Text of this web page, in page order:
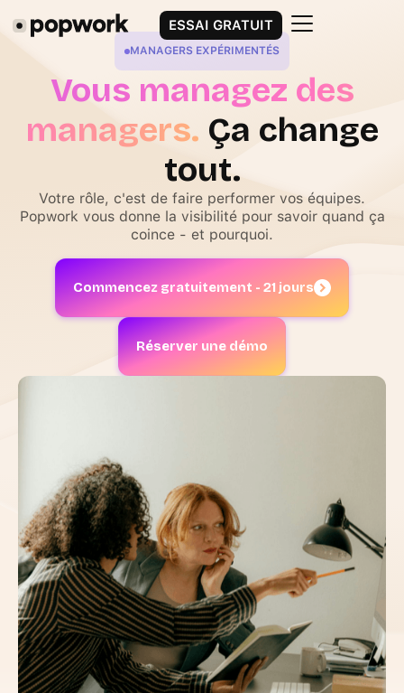
ESSAI GRATUIT
MANAGERS EXPÉRIMENTÉS
Vous managez des
managers. Ça change
tout.
Votre rôle, c'est de faire performer vos équipes.
Popwork vous donne la visibilité pour savoir quand ça
coince - et pourquoi.
Commencez gratuitement - 21 jours
Réserver une démo